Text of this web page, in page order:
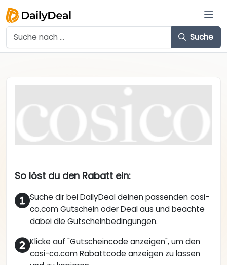
Suche
So löst du den Rabatt ein:
Suche dir bei DailyDeal deinen passenden cosi-
co.com Gutschein oder Deal aus und beachte
dabei die Gutscheinbedingungen.
Klicke auf "Gutscheincode anzeigen", um den
cosi-co.com Rabattcode anzeigen zu lassen